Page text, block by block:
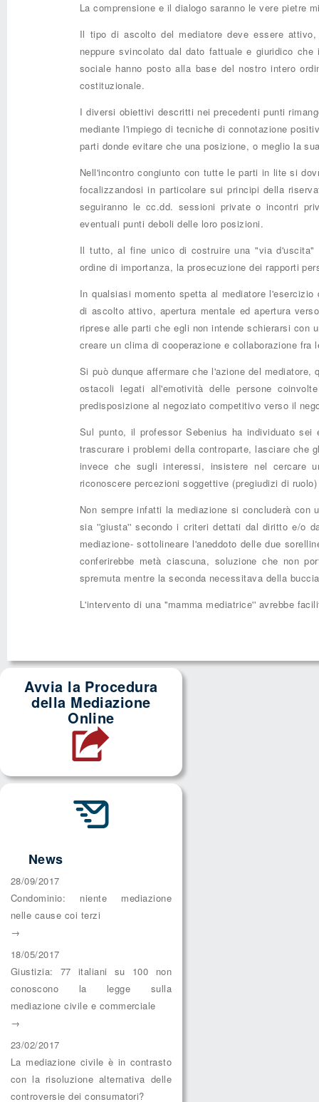
La comprensione e il dialogo saranno le vere pietre
Il tipo di ascolto del mediatore deve essere
neppure svincolato dal dato fattuale e giuridico
sociale hanno posto alla base del nostro intero
costituzionale.
I diversi obiettivi descritti nei precedenti punti
mediante l'impiego di tecniche di connotazione
parti donde evitare che una posizione, o meglio la
Nell'incontro congiunto con tutte le parti in lite si
focalizzandosi in particolare sui principi della
seguiranno le cc.dd. sessioni private o incontri
eventuali punti deboli delle loro posizioni.
Il tutto, al fine unico di costruire una "via d'uscita"
ordine di importanza, la prosecuzione dei rapporti
In qualsiasi momento spetta al mediatore
di ascolto attivo, apertura mentale ed apertura
riprese alle parti che egli non intende schierarsi
creare un clima di cooperazione e collaborazione
Si può dunque affermare che l'azione del
ostacoli legati all'emotività delle persone
predisposizione al negoziato competitivo verso il
Sul punto, il professor Sebenius ha individuato
trascurare i problemi della controparte, lasciare
invece che sugli interessi, insistere nel cercare
riconoscere percezioni soggettive (pregiudizi di
Non sempre infatti la mediazione si concluderà
sia ''giusta'' secondo i criteri dettati dal diritto e/o
mediazione- sottolineare l'aneddoto delle due
conferirebbe metà ciascuna, soluzione che non
spremuta mentre la seconda necessitava della
L'intervento di una ''mamma mediatrice'' avrebbe
Avvia la Procedura
della Mediazione
Online
News
28/09/2017
Condominio: niente mediazione
nelle cause coi terzi
→
18/05/2017
Giustizia: 77 italiani su 100 non
conoscono la legge sulla
mediazione civile e commerciale
→
23/02/2017
La mediazione civile è in contrasto
con la risoluzione alternativa delle
controversie dei consumatori?